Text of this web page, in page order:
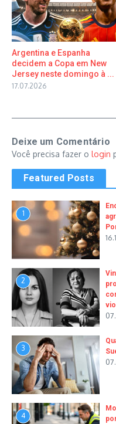
Argentina e Espanha
decidem a Copa em New
Jersey neste domingo à ...
17.07.2026
Deixe um Comentário
Você precisa fazer o login
Featured Posts
1
2
3
4